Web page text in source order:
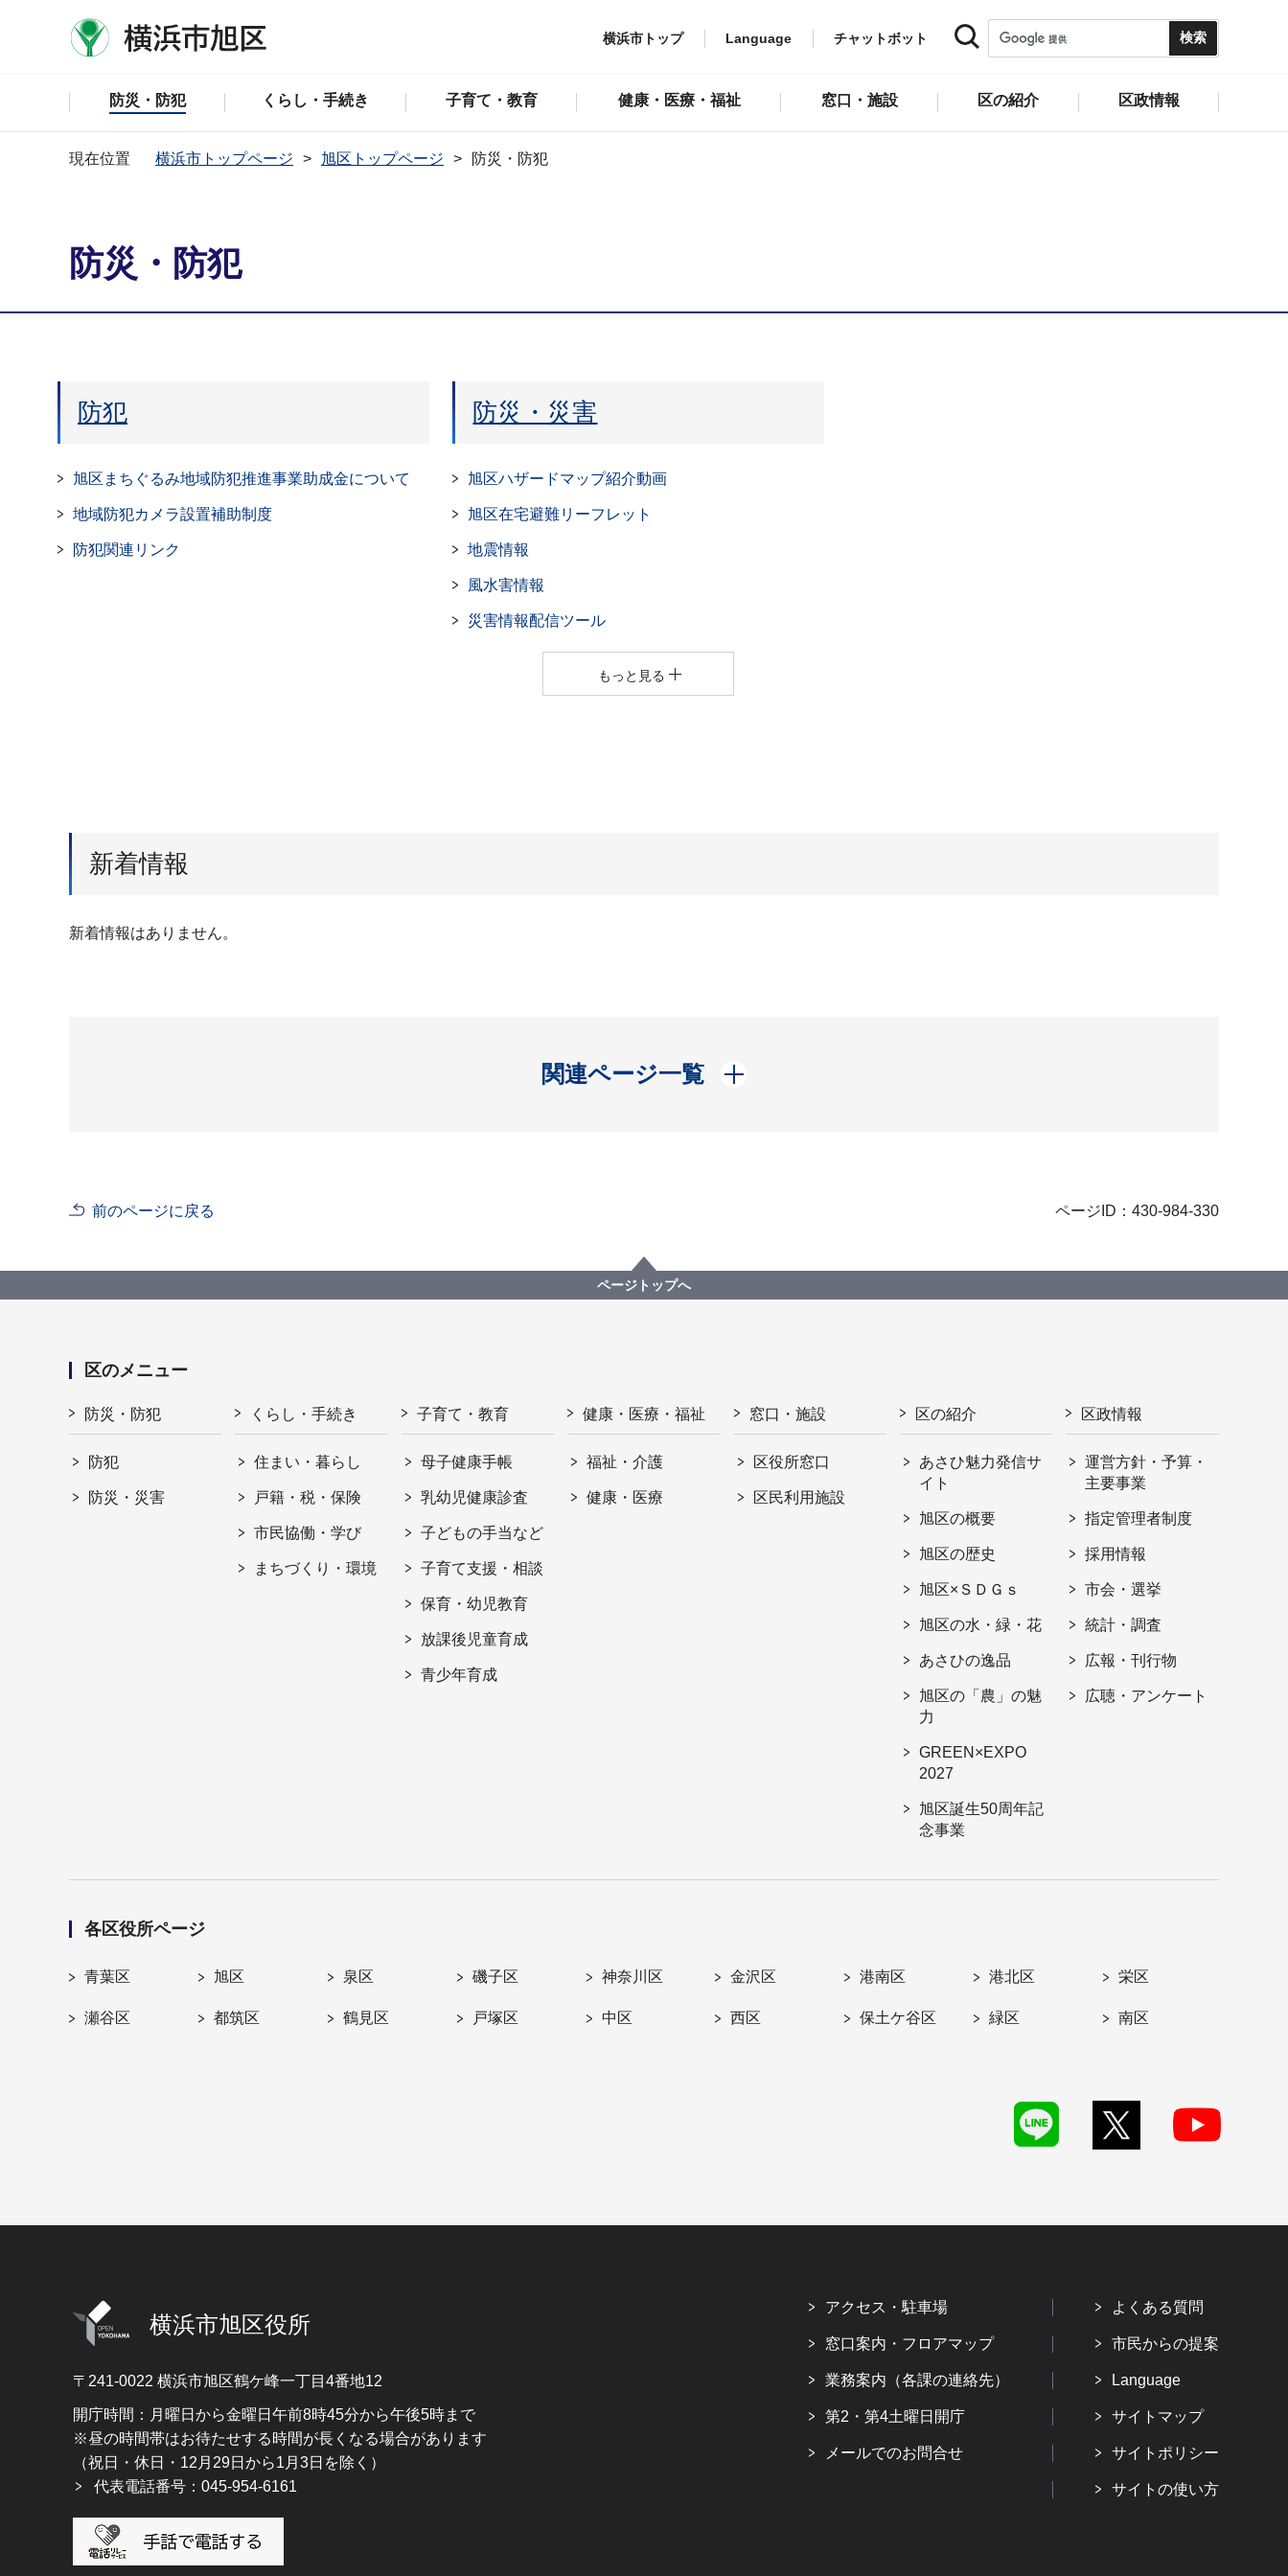
横浜市トップ Language チャットボット
防災・防犯 くらし・手続き 子育て・教育 健康・医療・福祉 窓口・施設 区の紹介 区政情報
現在位置 横浜市トップページ 旭区トップページ 防災・防犯
防災・防犯
防犯
旭区まちぐるみ地域防犯推進事業助成金について
地域防犯カメラ設置補助制度
防犯関連リンク
防災・災害
旭区ハザードマップ紹介動画
旭区在宅避難リーフレット
地震情報
風水害情報
災害情報配信ツール
もっと見る
新着情報
新着情報はありません。
関連ページ一覧
開く
前のページに戻る ページID：430-984-330
ページトップへ
区のメニュー
防災・防犯
防犯
防災・災害
くらし・手続き
住まい・暮らし
戸籍・税・保険
市民協働・学び
まちづくり・環境
子育て・教育
母子健康手帳
乳幼児健康診査
子どもの手当など
子育て支援・相談
保育・幼児教育
放課後児童育成
青少年育成
健康・医療・福祉
福祉・介護
健康・医療
窓口・施設
区役所窓口
区民利用施設
区の紹介
あさひ魅力発信サ
イト
旭区の概要
旭区の歴史
旭区×ＳＤＧｓ
旭区の水・緑・花
あさひの逸品
旭区の「農」の魅
力
GREEN×EXPO
2027
旭区誕生50周年記
念事業
区政情報
運営方針・予算・
主要事業
指定管理者制度
採用情報
市会・選挙
統計・調査
広報・刊行物
広聴・アンケート
各区役所ページ
青葉区 旭区 泉区 磯子区 神奈川区 金沢区 港南区 港北区 栄区
瀬谷区 都筑区 鶴見区 戸塚区 中区 西区 保土ケ谷区 緑区 南区
横浜市旭区役所
〒241-0022 横浜市旭区鶴ケ峰一丁目4番地12
開庁時間：月曜日から金曜日午前8時45分から午後5時まで
※昼の時間帯はお待たせする時間が長くなる場合があります
（祝日・休日・12月29日から1月3日を除く）
代表電話番号：045-954-6161
アクセス・駐車場
窓口案内・フロアマップ
業務案内（各課の連絡先）
第2・第4土曜日開庁
メールでのお問合せ
よくある質問
市民からの提案
Language
サイトマップ
サイトポリシー
サイトの使い方